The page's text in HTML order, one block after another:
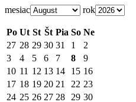
mesiac rok
Po Ut St Št Pia So Ne
27 28 29 30 31 1
2
3
4 5 6 7 8
9
10 11 12 13 14 15 16
17 18 19 20 21 22 23
24 25 26 27 28 29 30